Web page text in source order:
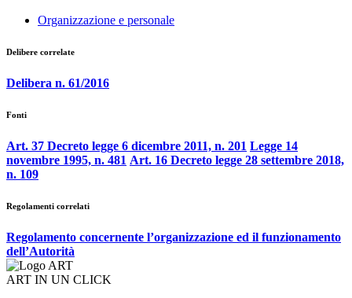
Organizzazione e personale
Delibere correlate
Delibera n. 61/2016
Fonti
Art. 37 Decreto legge 6 dicembre 2011, n. 201 Legge 14
novembre 1995, n. 481 Art. 16 Decreto legge 28 settembre 2018,
n. 109
Regolamenti correlati
Regolamento concernente l’organizzazione ed il funzionamento
dell’Autorità
ART IN UN CLICK